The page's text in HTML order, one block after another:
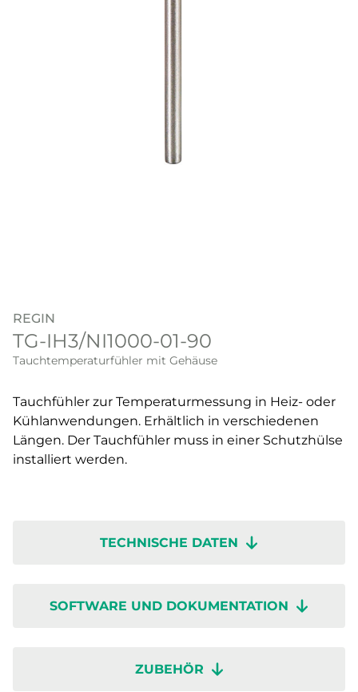
REGIN
TG-IH3/NI1000-01-90
Tauchtemperaturfühler mit Gehäuse
Tauchfühler zur Temperaturmessung in Heiz- oder
Kühlanwendungen. Erhältlich in verschiedenen
Längen. Der Tauchfühler muss in einer Schutzhülse
installiert werden.
TECHNISCHE DATEN
SOFTWARE UND DOKUMENTATION
ZUBEHÖR